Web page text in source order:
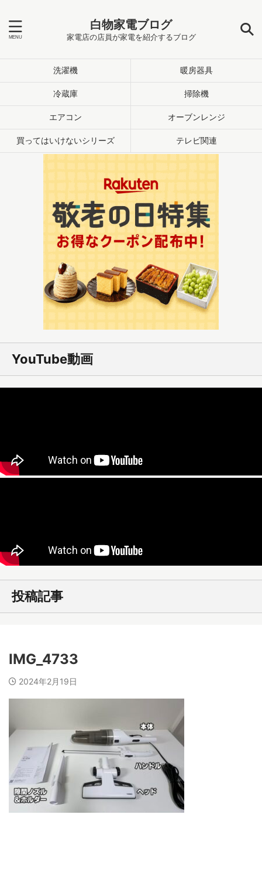
白物家電ブログ
家電店の店員が家電を紹介するブログ
洗濯機 暖房器具
冷蔵庫 掃除機
エアコン オーブンレンジ
買ってはいけないシリーズ テレビ関連
YouTube動画
投稿記事
IMG_4733
2024年2月19日